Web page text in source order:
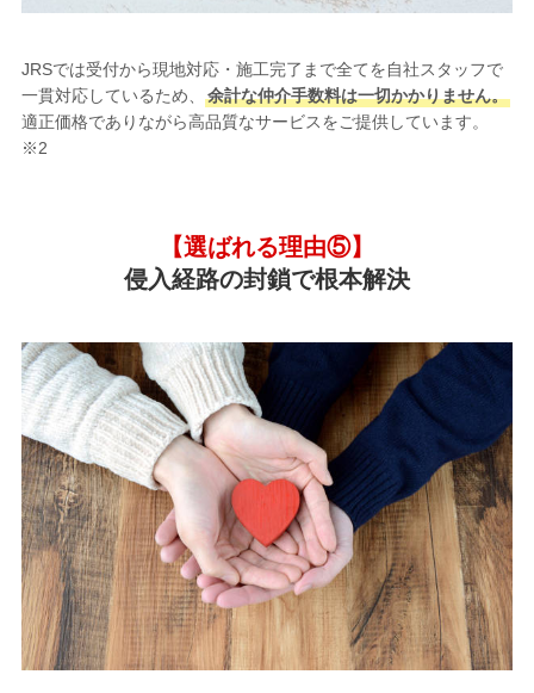
JRSでは受付から現地対応・施工完了まで全てを自社スタッフで
一貫対応しているため、
余計な仲介手数料は一切かかりません。
適正価格でありながら高品質なサービスをご提供しています。
※2
【選ばれる理由⑤】
侵入経路の封鎖で根本解決